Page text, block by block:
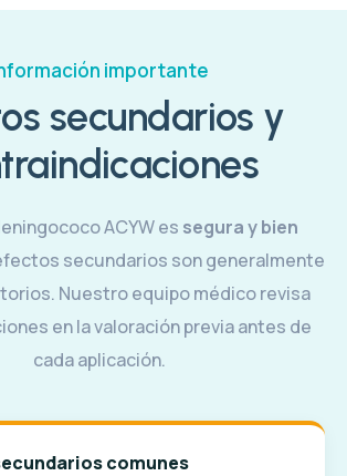
importante
secundarios y
ACYW es segura y bien
secundarios son generalmente
Nuestro equipo médico revisa
en la valoración previa antes de
cada aplicación.
comunes